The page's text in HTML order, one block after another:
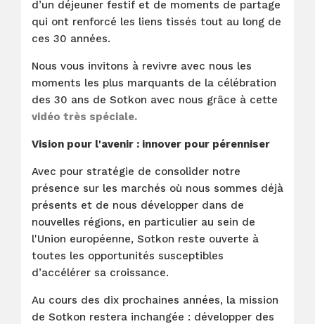
d’un déjeuner festif et de moments de partage
qui ont renforcé les liens tissés tout au long de
ces 30 années.
Nous vous invitons à revivre avec nous les
moments les plus marquants de la célébration
des 30 ans de Sotkon avec nous grâce à cette
vidéo très spéciale.
Vision pour l'avenir : innover pour pérenniser
Avec pour stratégie de consolider notre
présence sur les marchés où nous sommes déjà
présents et de nous développer dans de
nouvelles régions, en particulier au sein de
l'Union européenne, Sotkon reste ouverte à
toutes les opportunités susceptibles
d’accélérer sa croissance.
Au cours des dix prochaines années, la mission
de Sotkon restera inchangée : développer des